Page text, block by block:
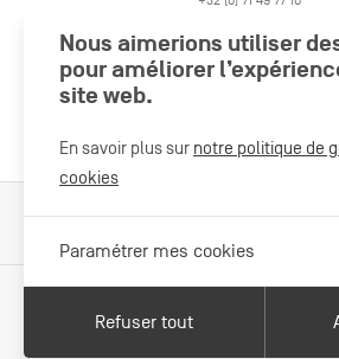
Avec le soutien de
Nous aimerions utiliser
pour améliorer
site web.
En savoir plus sur notre politique de
cookies
Paramétrer mes cookies
Refuser tout